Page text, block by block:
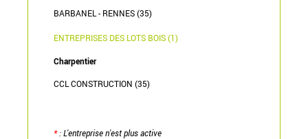
BARBANEL - RENNES (35)
ENTREPRISES DES LOTS BOIS (1)
Charpentier
CCL CONSTRUCTION (35)
*: L'entreprise n'est plus active